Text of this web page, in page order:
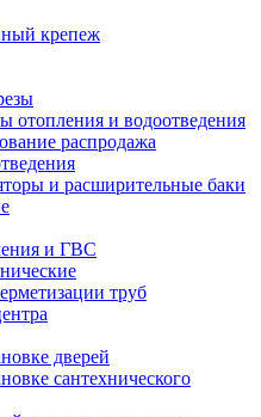
крепеж
отопления и водоотведения
распродажа
и расширительные баки
и ГВС
труб
дверей
сантехнического